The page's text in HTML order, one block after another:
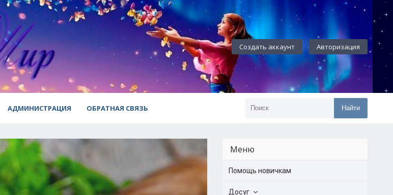
Создать аккаунт Авторизация
АДМИНИСТРАЦИЯ ОБРАТНАЯ СВЯЗЬ Найти
Меню
Помощь новичкам
Досуг